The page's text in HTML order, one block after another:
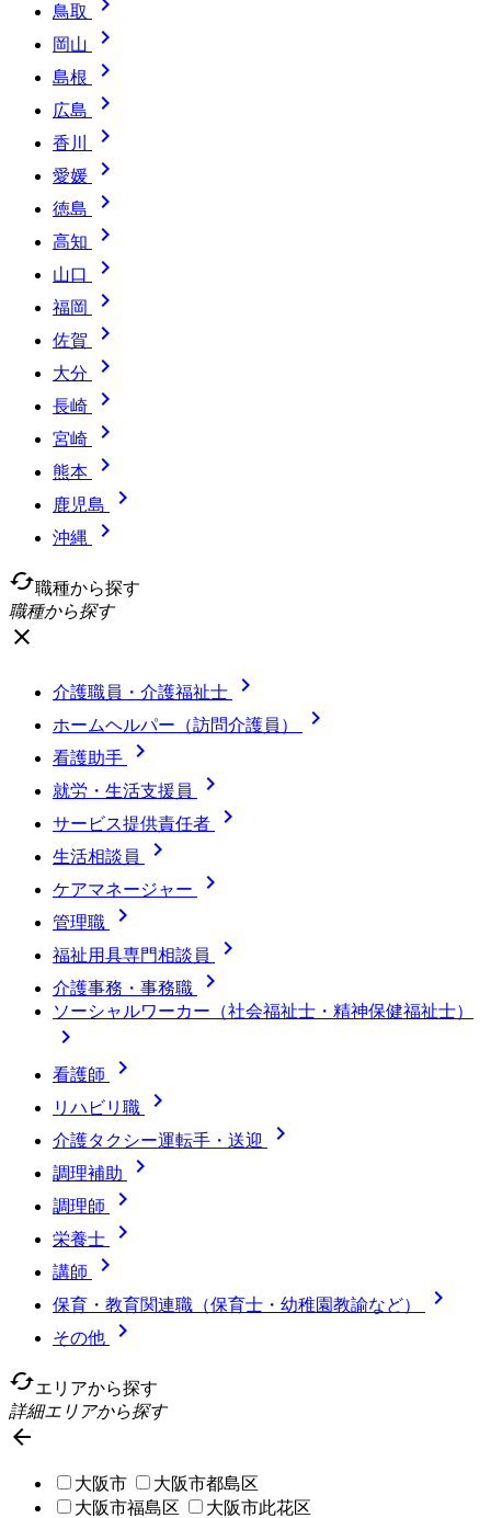
鳥取
岡山 
島根 
広島 
香川 
愛媛 
徳島 
高知 
山口 
福岡 
佐賀 
大分 
長崎 
宮崎 
熊本 
鹿児島 
沖縄

cached職種から探す
職種から探す
close
介護職員・介護福祉士 
ホームヘルパー（訪問介護員） 
看護助手 
就労・生活支援員 
サービス提供責任者 
生活相談員 
ケアマネージャー 
管理職 
福祉用具専門相談員 
介護事務・事務職 
ソーシャルワーカー（社会福祉士・精神保健福祉士）

看護師 
リハビリ職 
介護タクシー運転手・送迎 
調理補助 
調理師 
栄養士 
講師 
保育・教育関連職（保育士・幼稚園教諭など） 
その他

cachedエリアから探す
詳細エリアから探す

大阪市
大阪市都島区
大阪市福島区
大阪市此花区